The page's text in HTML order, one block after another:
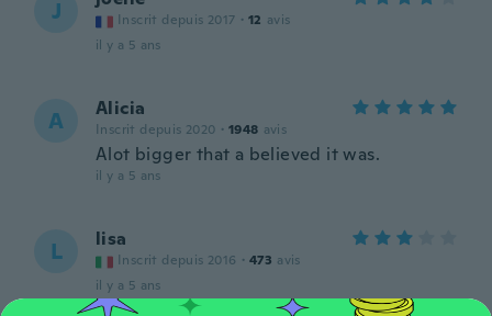
J Inscrit depuis 2017 · 12 avis
il y a 5 ans
A Alicia
Inscrit depuis 2020 · 1948 avis
Alot bigger that a believed it was.
il y a 5 ans
L lisa
Inscrit depuis 2016 · 473 avis
il y a 5 ans